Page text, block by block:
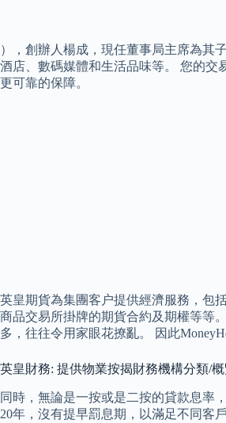
），創辦人楊成，現任董事局主席為其
酒店、數碼媒體和生活品味等。 您的交
更可靠的保障。
英皇期貨為集團客户提供經濟服務，包
商品交易所掛牌的期貨合約及期權等等
多，往往令用家眼花撩亂。 因此
英皇財務: 提供物業按揭財務機構分類/概
同時，無論是一按或是二按的貸款息率
20年，沒有提早罰息期，以滿足不同客